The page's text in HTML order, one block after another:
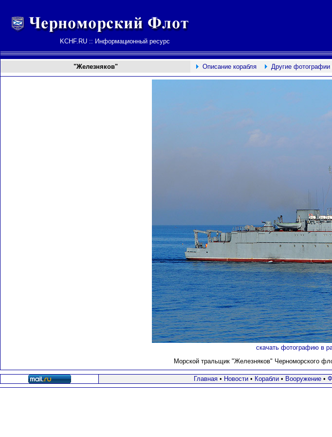
KCHF.RU :: Информационный ресурс
"Железняков" Описание корабля Другие фотографии
скачать фотографию в
Морской тральщик "Железняков" Черноморского
Главная• Новости• Корабли• Вооружение •